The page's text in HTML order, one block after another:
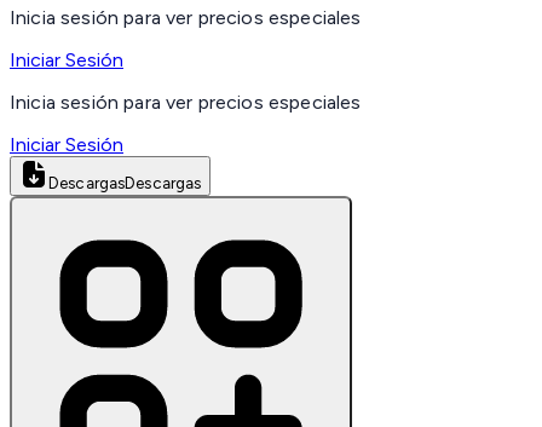
Inicia sesión para ver precios especiales
Iniciar Sesión
Inicia sesión para ver precios especiales
Iniciar Sesión
DescargasDescargas